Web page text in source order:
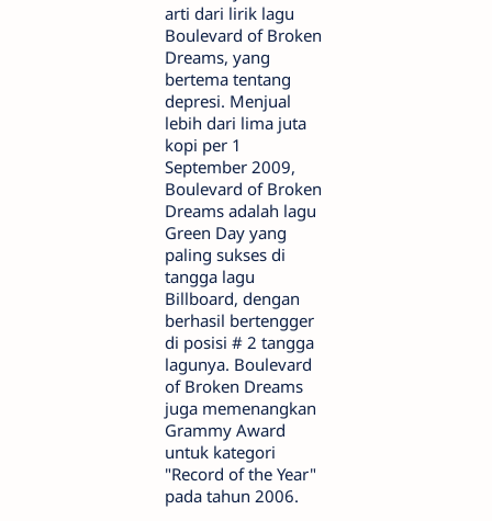
arti dari lirik lagu
Boulevard of Broken
Dreams, yang
bertema tentang
depresi. Menjual
lebih dari lima juta
kopi per 1
September 2009,
Boulevard of Broken
Dreams adalah lagu
Green Day yang
paling sukses di
tangga lagu
Billboard, dengan
berhasil bertengger
di posisi # 2 tangga
lagunya. Boulevard
of Broken Dreams
juga memenangkan
Grammy Award
untuk kategori
"Record of the Year"
pada tahun 2006.